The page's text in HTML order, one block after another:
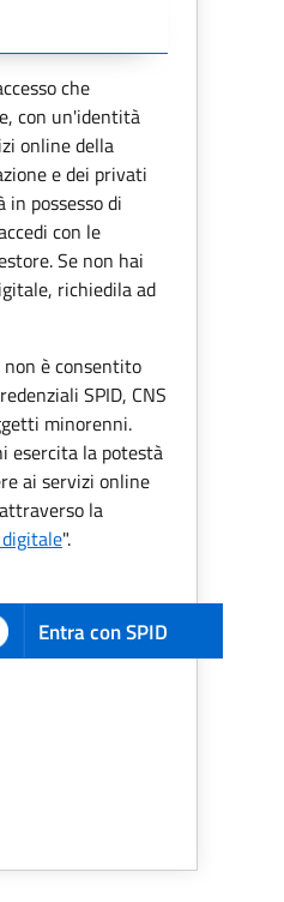
che
con un'identità
online della
e dei privati
in possesso di
con le
Se non hai
richiedila ad
è consentito
SPID, CNS
minorenni.
esercita la potestà
ai servizi online
la
".
Entra con SPID